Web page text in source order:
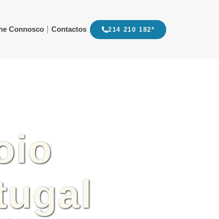
Connosco Contactos 214 210 182*